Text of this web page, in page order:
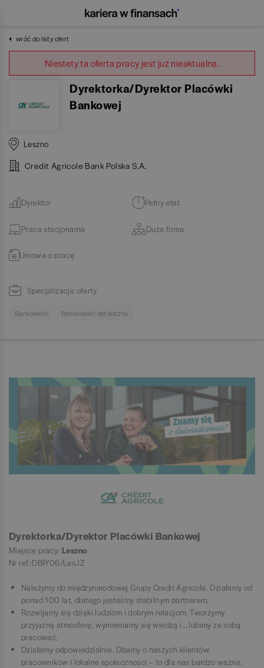
wróć do listy ofert
Niestety ta oferta pracy jest już nieaktualna.
Dyrektorka/Dyrektor Placówki
Bankowej
Leszno
Credit Agricole Bank Polska S.A.
Dyrektor Pełny etat
Praca stacjonarna Duża firma
Umowa o pracę
Specjalizacje oferty
Bankowość Bankowość detaliczna
Dyrektorka/Dyrektor Placówki Bankowej
Miejsce pracy: Leszno
Nr ref.:DBP/06/LesJZ
Należymy do międzynarodowej Grupy Credit Agricole. Działamy od
ponad 100 lat, dlatego jesteśmy stabilnym partnerem.
Rozwijamy się dzięki ludziom i dobrym relacjom. Tworzymy
przyjazną atmosferę, wymieniamy się wiedzą i… lubimy ze sobą
pracować.
Działamy odpowiedzialnie. Dbamy o naszych klientów,
pracowników i lokalne społeczności – to dla nas bardzo ważne.